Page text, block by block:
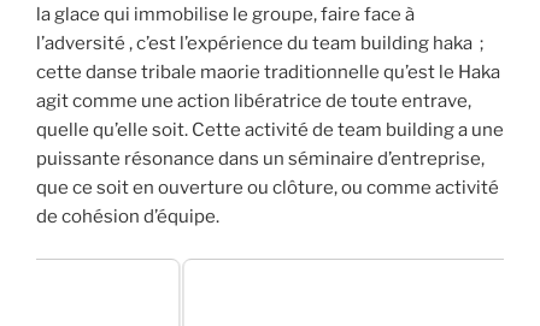
la glace qui immobilise le groupe, faire face à
l’adversité , c’est l’expérience du team building haka ;
cette danse tribale maorie traditionnelle qu’est le Haka
agit comme une action libératrice de toute entrave,
quelle qu’elle soit. Cette activité de team building a une
puissante résonance dans un séminaire d’entreprise,
que ce soit en ouverture ou clôture, ou comme activité
de cohésion d’équipe.